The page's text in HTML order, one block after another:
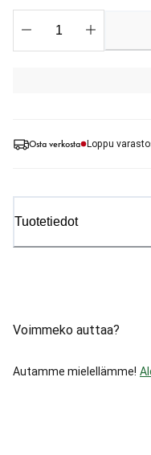
Osta verkosta Loppu
Tuotetiedot
Voimmeko auttaa?
Autamme mielellämme!